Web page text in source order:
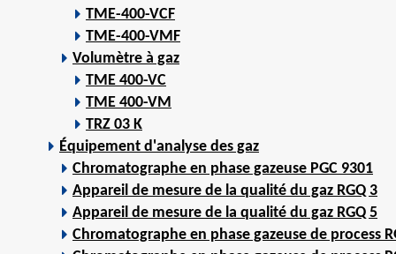
TME-400-VCF
TME-400-VMF
Volumètre à gaz
TME 400-VC
TME 400-VM
TRZ 03 K
Équipement d'analyse des gaz
Chromatographe en phase gazeuse PGC 9301
Appareil de mesure de la qualité du gaz RGQ 3
Appareil de mesure de la qualité du gaz RGQ 5
Chromatographe en phase gazeuse de process